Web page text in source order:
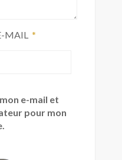
MAIL *
e-mail et
pour mon